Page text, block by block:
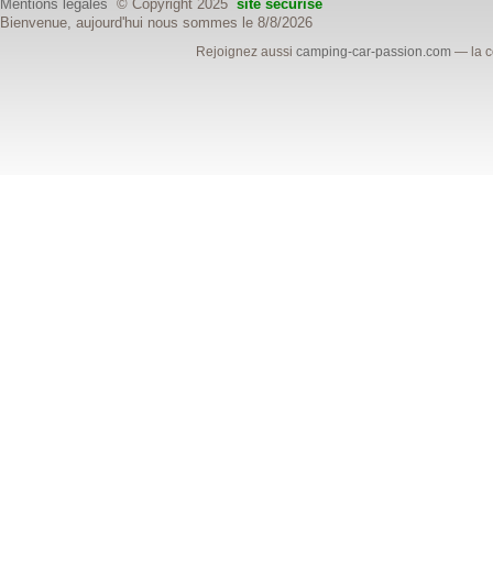
Mentions légales © Copyright 2025 site sécurisé
Bienvenue, aujourd'hui nous sommes le 8/8/2026
Rejoignez aussicamping-car-passion.com — la